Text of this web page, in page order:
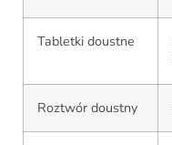
Tabletki doustne
Roztwór doustny